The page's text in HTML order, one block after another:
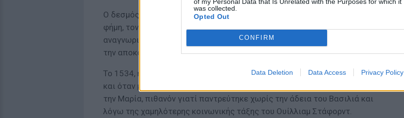
was collected.
Opted Out
CONFIRM
Data Deletion Data Access Privacy Policy
Ο δεσμός της με τον Ερρίκο Η΄ δεν αναγνωρίστηκε ποτέ και δεν έλαχε τη
φήμη, τον πλούτο και τη δύναμη που πολλές φορές αποκτούν οι
αναγνωρισμένες ερωμένες άλλων βασιλέων για αυτό και πολλές φορές δεν
την αποκαλούσαν ούτε καν μετρέσα αλλά ποpνη.
Το 1534, η Μαρία παντρεύτηκε κρυφά τον στρατιώτη Ουίλλιαμ Στάφορντ
και όταν μαθεύτηκε η Άννα έγινε έξαλλη. Η οικογένεια Μπολέυν αποκήρυξε
την Μαρία, πιθανόν γιατί παντρεύτηκε χωρίς την άδεια του Βασιλιά και
λόγω της χαμηλότερης κοινωνικής τάξης του Ουίλλιαμ Στάφορντ.